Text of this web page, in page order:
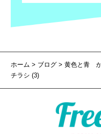
ホーム> ブログ > 黄色と青
チラシ (3)